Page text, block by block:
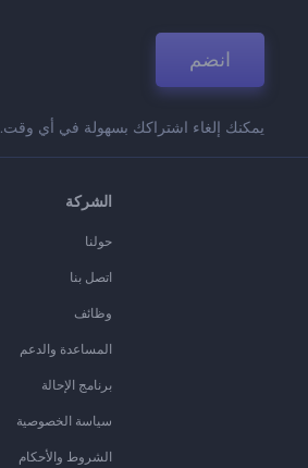
انضم
يمكنك إلغاء اشتراكك بسهولة في أي وقت.
الشركة
حولنا
اتصل بنا
وظائف
المساعدة والدعم
برنامج الإحالة
سياسة الخصوصية
الشروط والأحكام